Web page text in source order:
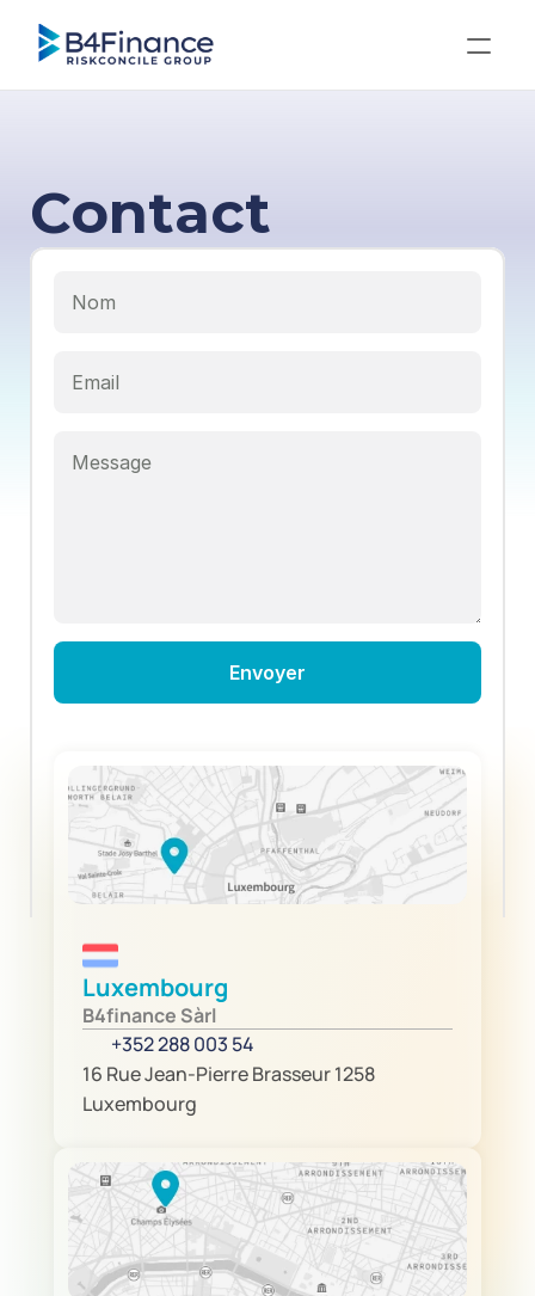
Contact
Luxembourg
B4finance Sàrl
+352 288 003 54
16 Rue Jean-Pierre Brasseur 1258
Luxembourg